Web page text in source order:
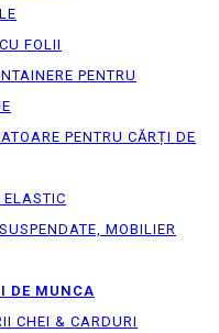
FOLII
PENTRU
PENTRU CĂRȚI DE
ELASTIC
MOBILIER
DE MUNCA
CHEI & СARDURI